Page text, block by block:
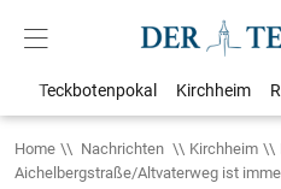
Teckbotenpokal Kirchheim
Home Nachrichten Kirchheim
Aichelbergstraße/Altvaterweg ist